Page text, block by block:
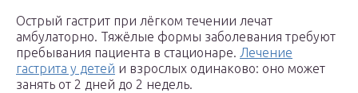
Острый гастрит при лёгком течении лечат
амбулаторно. Тяжёлые формы заболевания требуют
пребывания пациента в стационаре. Лечение
гастрита у детей и взрослых одинаково: оно может
занять от 2 дней до 2 недель.